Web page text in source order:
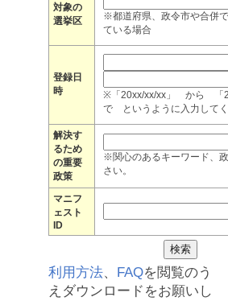
対象の
選挙区
※都道府県、政令市や合併
ている場合
登録日
時
※「20xx/xx/xx」 から 「
で というように入力してく
解決す
るため
の重要
政策
※関心のあるキーワード、
さい。
マニフ
ェスト
ID
利用方法、 FAQを閲覧のう
えダウンロードをお願いし